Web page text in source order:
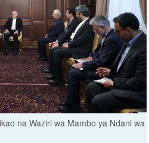
na Waziri wa Mambo ya Ndani wa